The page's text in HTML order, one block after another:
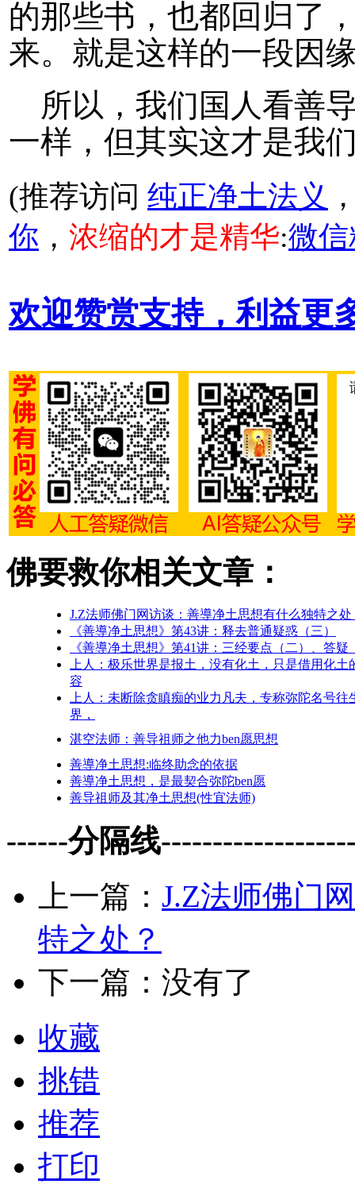
的那些书，也都回归了
来。就是这样的一段因
所以，我们国人看善
一样，但其实这才是我
(推荐访问 纯正净土法义
你 ， 浓缩的才是精华:微
欢迎赞赏支持，利益更
佛要救你相关文章：
J.Z法师佛门网访谈：善導净土思想有什么独特之处
《善導净土思想》第43讲：释去普通疑惑（三）
《善導净土思想》第41讲：三经要点（二）、答疑
上人：极乐世界是报土，没有化土，只是借用化土
容
上人：未断除贪瞋痴的业力凡夫，专称弥陀名号往
界，
湛空法师：善导祖师之他力ben愿思想
善導净土思想:临终助念的依据
善導净土思想，是最契合弥陀ben愿
善导祖师及其净土思想(性宜法师)
------分隔线
上一篇： J.Z法师佛门
特之处？
下一篇：没有了
收藏
挑错
推荐
打印